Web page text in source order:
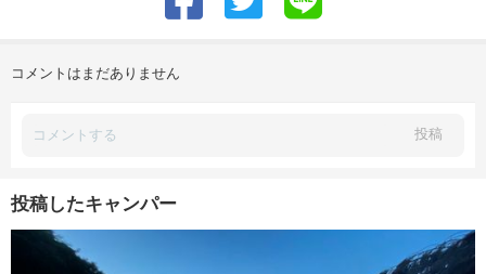
コメントはまだありません
投稿
投稿したキャンパー